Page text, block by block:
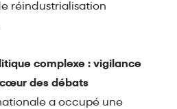
réindustrialisation
complexe : vigilance
des débats
a occupé une